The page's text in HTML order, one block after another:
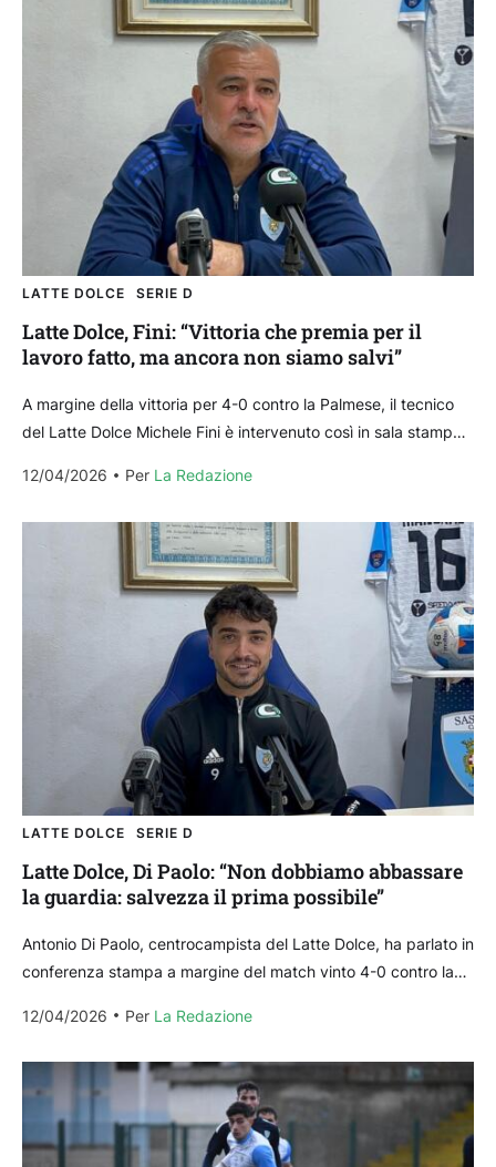
LATTE DOLCE SERIE D
Latte Dolce, Fini: “Vittoria che premia per il
lavoro fatto, ma ancora non siamo salvi”
A margine della vittoria per 4-0 contro la Palmese, il tecnico
del Latte Dolce Michele Fini è intervenuto così in sala stampa.
12/04/2026
Per La Redazione
LATTE DOLCE SERIE D
Latte Dolce, Di Paolo: “Non dobbiamo abbassare
la guardia: salvezza il prima possibile”
Antonio Di Paolo, centrocampista del Latte Dolce, ha parlato in
conferenza stampa a margine del match vinto 4-0 contro la
12/04/2026
Per La Redazione